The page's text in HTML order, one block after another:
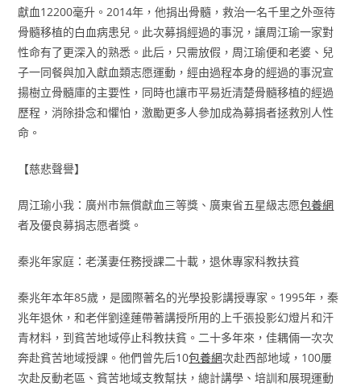
獻血12200毫升。2014年，他捐出骨髓，救治一名千里之外亟待
骨髓移植的白血病患兒。此次募捐經過的事況，讓周江瑜一家對
性命有了更深入的熟悉。此后，只需放假，周江瑜便和老婆、兒
子一同餐與加入獻血類志愿運動，經由過程本身的經過的事況宣
揚樹立骨髓庫的主要性，同時也讓市平易近清楚骨髓移植的經過
歷程，消除掛念和懼怕，激勵更多人參加成為募捐者拯救別人性
命。
【慈悲聲譽】
周江瑜小我：廣州市無償獻血三等獎、廣東省五星級志愿包養網
者及優良募捐志愿者獎。
秦兆年家庭：老漢妻任務授課二十載，退休專家科教扶貧
秦兆年本年85歲，是國際著名的光學投影講授專家。1995年，秦
兆年退休，和老伴劉達蓮帶著講授所用的上千張投影幻燈片和汗
青材料，到貧苦地域停止科教扶貧。二十多年來，佳耦倆一次次
奔赴貧苦地域授課。他們曾先后10包養網次赴西部地域，100屢
次赴反動老區、貧苦地域支教幫扶，總計講學、培訓和展現運動